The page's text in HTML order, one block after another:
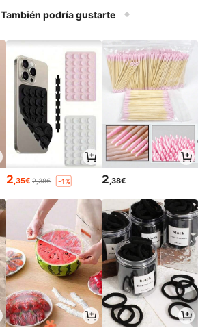
También podría gustarte
2 ,35€ 2,38€ -1% 2 ,38€